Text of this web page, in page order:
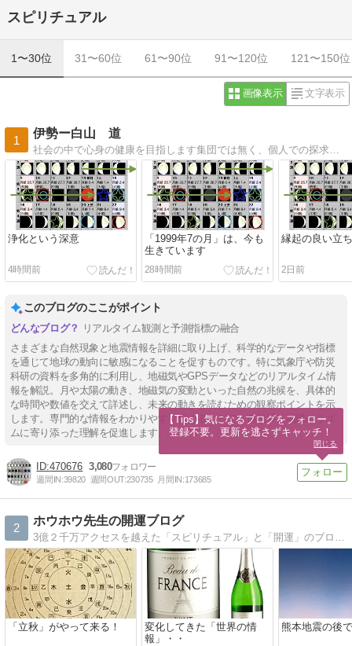
スピリチュアル
1〜30位 31〜60位 61〜90位 91〜120位 121〜150位
画像表示 文字表示
1
伊勢ー白山 道
社会の中で心身の健康を目指します集団では無く、個人での探求を目指します
浄化という深意
4時間前
「1999年7の月」は、今も
生きています
28時間前
縁起の良い立
2日前
このブログのここがポイント
リアルタイム観測と予測指標の融合
さまざまな自然現象と地震情報を詳細に取り上げ、科学的なデータや指標
を通じて地球の動向に敏感になることを促すものです。特に気象庁や防災
科研の資料を多角的に利用し、地磁気やGPSデータなどのリアルタイム情
報を解説。月や太陽の動き、地磁気の変動といった自然の兆候を、具体的
な時間や数値を交えて詳述し、未来の動きを読むための観察ポイントを示
します。専門的な情報をわかりやすく伝えることで、自然界と地球のリズ
ムに寄り添った理解を促進します。
470676 3,080
週間IN:39820 週間OUT:230735 月間IN:173685
2
ホウホウ先生の開運ブログ
3億２千万アクセスを越えた「スピリチュアル」と「開運」のブログです。「幸せや開運を望む方」や「今のあなたの運気」をアップしたい方にお勧めです。
「立秋」がやって来る！
変化してきた「世界の情
報」・・
熊本地震の後
【Tips】気になるブログをフォロー。
登録不要。更新を逃さずキャッチ！
閉じる